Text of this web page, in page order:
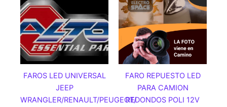
FAROS LED UNIVERSAL
JEEP
WRANGLER/RENAULT/PEUGEOT/
FARO REPUESTO LED
PARA CAMION
REDONDOS POLI 12V